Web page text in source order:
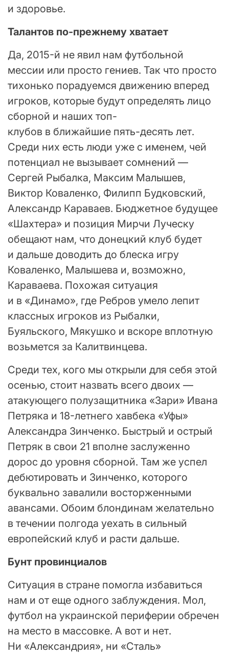
и здоровье.
Талантов по-прежнему хватает
Да, 2015-й не явил нам футбольной
мессии или просто гениев. Так что просто
тихонько порадуемся движению вперед
игроков, которые будут определять лицо
сборной и наших топ-
клубов в ближайшие пять-десять лет.
Среди них есть люди уже с именем, чей
потенциал не вызывает сомнений —
Сергей Рыбалка, Максим Малышев,
Виктор Коваленко, Филипп Будковский,
Александр Караваев. Бюджетное будущее
«Шахтера» и позиция Мирчи Луческу
обещают нам, что донецкий клуб будет
и дальше доводить до блеска игру
Коваленко, Малышева и, возможно,
Караваева. Похожая ситуация
и в «Динамо», где Ребров умело лепит
классных игроков из Рыбалки,
Буяльского, Мякушко и вскоре вплотную
возьмется за Калитвинцева.
Среди тех, кого мы открыли для себя этой
осенью, стоит назвать всего двоих —
атакующего полузащитника «Зари» Ивана
Петряка и 18-летнего хавбека «Уфы»
Александра Зинченко. Быстрый и острый
Петряк в свои 21 вполне заслуженно
дорос до уровня сборной. Там же успел
дебютировать и Зинченко, которого
буквально завалили восторженными
авансами. Обоим блондинам желательно
в течении полгода уехать в сильный
европейский клуб и расти дальше.
Бунт провинциалов
Ситуация в стране помогла избавиться
нам и от еще одного заблуждения. Мол,
футбол на украинской периферии обречен
на место в массовке. А вот и нет.
Ни «Александрия», ни «Сталь»